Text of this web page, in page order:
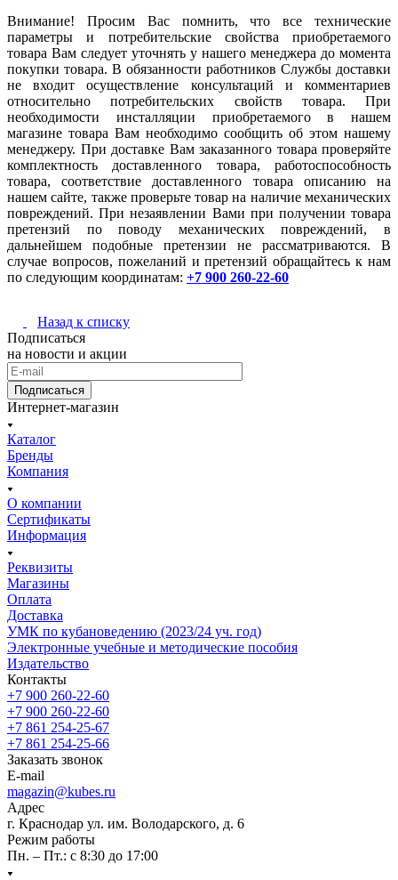
Внимание! Просим Вас помнить, что все технические
параметры и потребительские свойства приобретаемого
товара Вам следует уточнять у нашего менеджера до момента
покупки товара. В обязанности работников Службы доставки
не входит осуществление консультаций и комментариев
относительно потребительских свойств товара. При
необходимости инсталляции приобретаемого в нашем
магазине товара Вам необходимо сообщить об этом нашему
менеджеру. При доставке Вам заказанного товара проверяйте
комплектность доставленного товара, работоспособность
товара, соответствие доставленного товара описанию на
нашем сайте, также проверьте товар на наличие механических
повреждений. При незаявлении Вами при получении товара
претензий по поводу механических повреждений, в
дальнейшем подобные претензии не рассматриваются. В
случае вопросов, пожеланий и претензий обращайтесь к нам
по следующим координатам: +7 900 260-22-60
Назад к списку
Подписаться
на новости и акции
Подписаться
Интернет-магазин
Каталог
Бренды
Компания
О компании
Сертификаты
Информация
Реквизиты
Магазины
Oплата
Доставка
УМК по кубановедению (2023/24 уч. год)
Электронные учебные и методические пособия
Издательство
Контакты
+7 900 260-22-60
+7 900 260-22-60
+7 861 254-25-67
+7 861 254-25-66
Заказать звонок
E-mail
magazin@kubes.ru
Адрес
г. Краснодар ул. им. Володарского, д. 6
Режим работы
Пн. – Пт.: с 8:30 до 17:00